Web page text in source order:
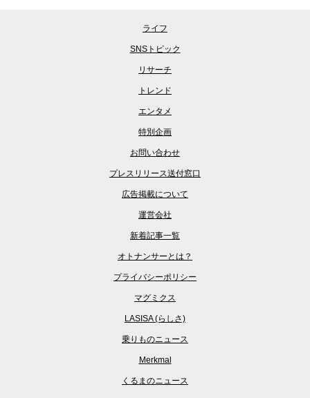
ライフ
SNSトピック
リサーチ
トレンド
エンタメ
特別企画
お問い合わせ
プレスリリース送付窓口
広告掲載について
運営会社
新着記事一覧
オトナンサーとは？
プライバシーポリシー
マグミクス
LASISA (らしさ)
乗りものニュース
Merkmal
くるまのニュース